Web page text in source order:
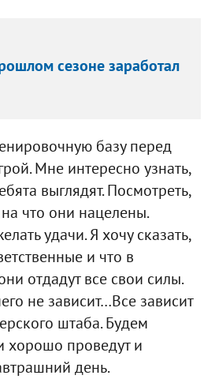
сезоне заработал
базу перед
Мне интересно узнать,
выглядят. Посмотреть,
на что они нацелены.
удачи. Я хочу сказать,
и что в
отдадут все свои силы.
не зависит…Все зависит
штаба. Будем
хорошо проведут и
день.